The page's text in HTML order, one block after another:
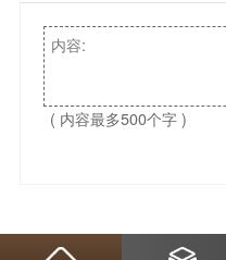
( 内容最多500个字 )